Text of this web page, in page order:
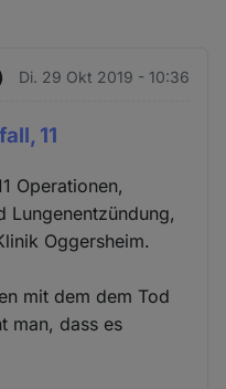
Di. 29 Okt 2019 - 10:36
11
Operationen,
Lungenentzündung,
Oggersheim.
mit dem dem Tod
man, dass es